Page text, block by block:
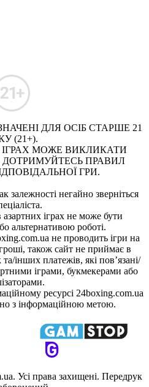
ДЛЯ ОСІБ СТАРШЕ 21
(21+).
МОЖЕ ВИКЛИКАТИ
ДОТРИМУЙТЕСЬ ПРАВИЛ
ГРИ.
залежності негайно зверніться
іграх не може бути
альтернативою роботі.
не проводить ігри на
гроші, також сайт не приймає в
інших платежів, які пов’язані/
іграми, букмекерами або
ресурсі 24boxing.com.ua
з інформаційною метою.
Усi права захищенi. Передрук